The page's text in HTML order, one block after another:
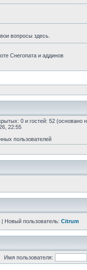
вопросы здесь.
Снегопата и аддинов
0 и гостей: 52
22:55
пользователей
| Новый пользователь: Citrum
Имя пользователя: